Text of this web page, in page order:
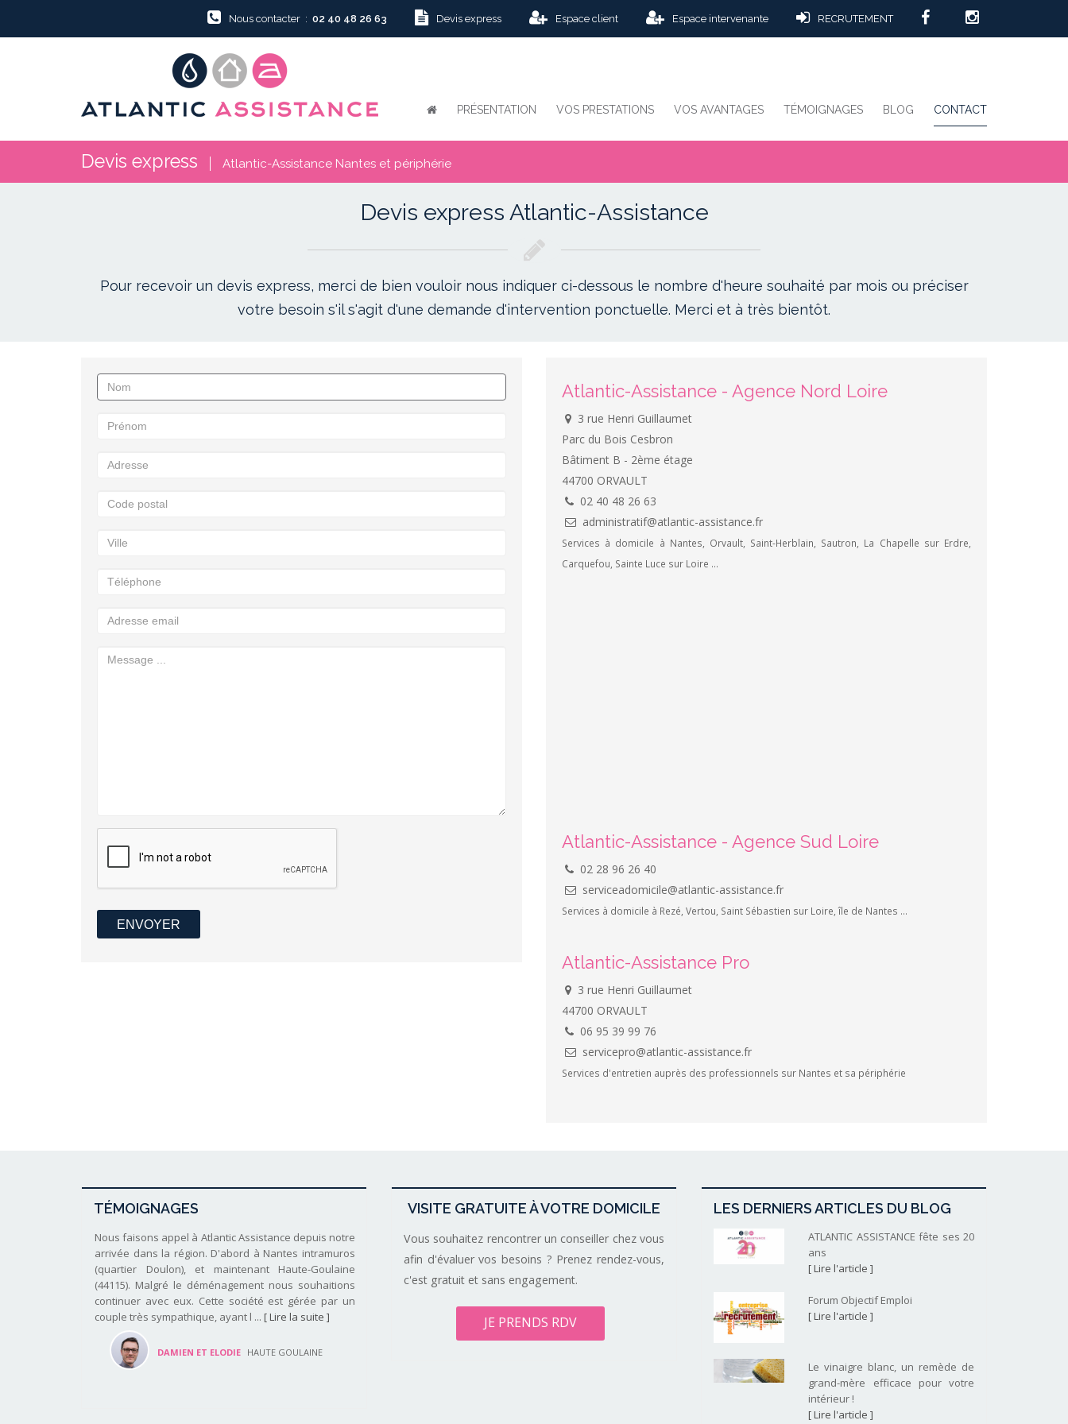
RECRUTEMENT
Espace intervenante
Espace client
Devis express
Nous contacter : 02 40 48 26 63
PRÉSENTATION VOS PRESTATIONS VOS AVANTAGES TÉMOIGNAGES BLOG CONTACT
Devis express Atlantic-Assistance Nantes et périphérie
Devis express Atlantic-Assistance
Pour recevoir un devis express, merci de bien vouloir nous indiquer ci-dessous le nombre d'heure souhaité par mois ou préciser
votre besoin s'il s'agit d'une demande d'intervention ponctuelle. Merci et à très bientôt.
ENVOYER
Atlantic-Assistance - Agence Nord Loire
3 rue Henri Guillaumet
Parc du Bois Cesbron
Bâtiment B - 2ème étage
44700 ORVAULT
02 40 48 26 63
administratif@atlantic-assistance.fr
Services à domicile à Nantes, Orvault, Saint-Herblain, Sautron, La Chapelle sur Erdre,
Carquefou, Sainte Luce sur Loire ...
Atlantic-Assistance - Agence Sud Loire
02 28 96 26 40
serviceadomicile@atlantic-assistance.fr
Services à domicile à Rezé, Vertou, Saint Sébastien sur Loire, île de Nantes ...
Atlantic-Assistance Pro
3 rue Henri Guillaumet
44700 ORVAULT
06 95 39 99 76
servicepro@atlantic-assistance.fr
Services d'entretien auprès des professionnels sur Nantes et sa périphérie
TÉMOIGNAGES
Nous faisons appel à Atlantic Assistance depuis notre
arrivée dans la région. D'abord à Nantes intramuros
(quartier Doulon), et maintenant Haute-Goulaine
(44115). Malgré le déménagement nous souhaitions
continuer avec eux. Cette société est gérée par un
couple très sympathique, ayant l ... [ Lire la suite ]
DAMIEN ET ELODIE HAUTE GOULAINE
VISITE GRATUITE À VOTRE DOMICILE
Vous souhaitez rencontrer un conseiller chez vous
afin d'évaluer vos besoins ? Prenez rendez-vous,
c'est gratuit et sans engagement.
JE PRENDS RDV
LES DERNIERS ARTICLES DU BLOG
ATLANTIC ASSISTANCE fête ses 20
ans
[ Lire l'article ]
Forum Objectif Emploi
[ Lire l'article ]
Le vinaigre blanc, un remède de
grand-mère efficace pour votre
intérieur !
[ Lire l'article ]